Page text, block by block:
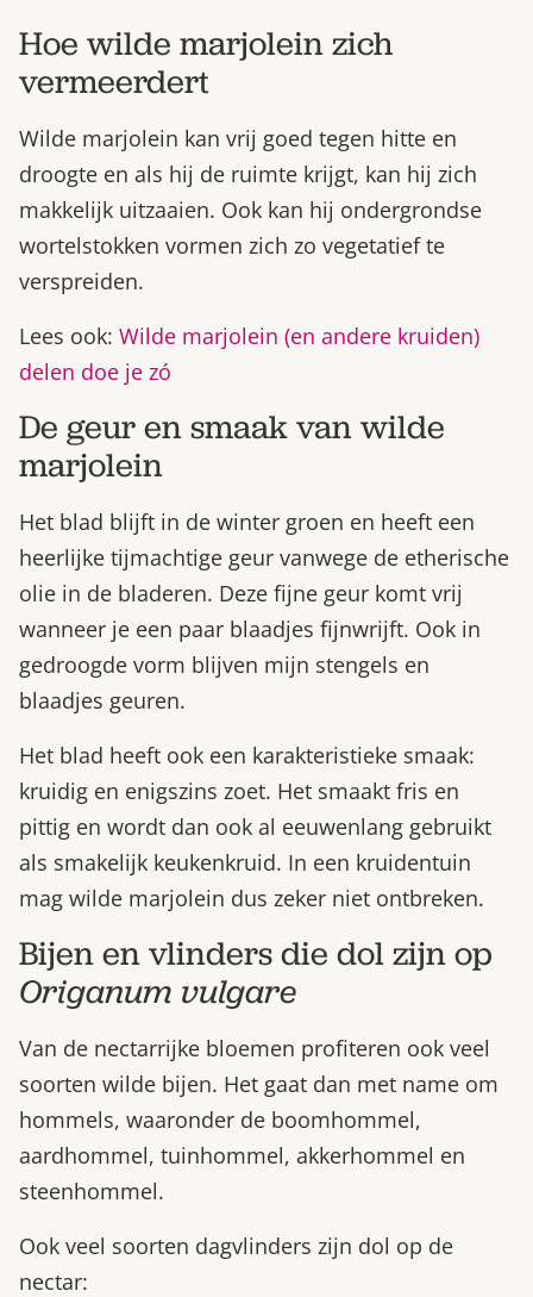
Hoe wilde marjolein zich
vermeerdert
Wilde marjolein kan vrij goed tegen hitte en
droogte en als hij de ruimte krijgt, kan hij zich
makkelijk uitzaaien. Ook kan hij ondergrondse
wortelstokken vormen zich zo vegetatief te
verspreiden.
Lees ook: Wilde marjolein (en andere kruiden)
delen doe je zó
De geur en smaak van wilde
marjolein
Het blad blijft in de winter groen en heeft een
heerlijke tijmachtige geur vanwege de etherische
olie in de bladeren. Deze fijne geur komt vrij
wanneer je een paar blaadjes fijnwrijft. Ook in
gedroogde vorm blijven mijn stengels en
blaadjes geuren.
Het blad heeft ook een karakteristieke smaak:
kruidig en enigszins zoet. Het smaakt fris en
pittig en wordt dan ook al eeuwenlang gebruikt
als smakelijk keukenkruid. In een kruidentuin
mag wilde marjolein dus zeker niet ontbreken.
Bijen en vlinders die dol zijn op
Origanum vulgare
Van de nectarrijke bloemen profiteren ook veel
soorten wilde bijen. Het gaat dan met name om
hommels, waaronder de boomhommel,
aardhommel, tuinhommel, akkerhommel en
steenhommel.
Ook veel soorten dagvlinders zijn dol op de
nectar: